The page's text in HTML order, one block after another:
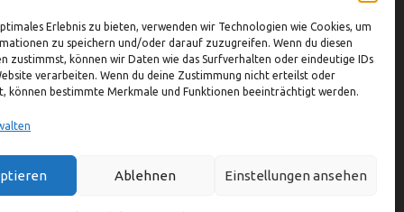
Erlebnis zu bieten, verwenden wir Technologien wie Cookies, um
zu speichern und/oder darauf zuzugreifen. Wenn du diesen
zustimmst, können wir Daten wie das Surfverhalten oder eindeutige IDs
verarbeiten. Wenn du deine Zustimmung nicht erteilst oder
können bestimmte Merkmale und Funktionen beeinträchtigt werden.
Ablehnen Einstellungen ansehen